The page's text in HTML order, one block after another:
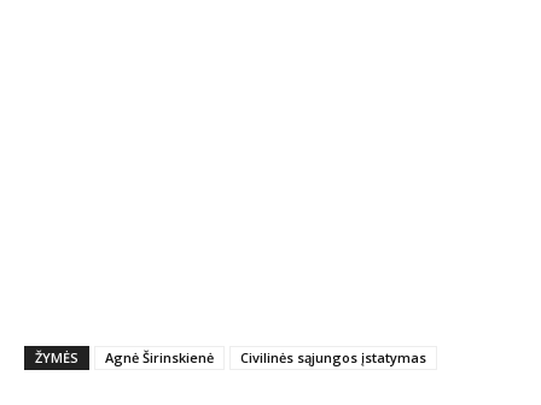
ŽYMĖS Agnė Širinskienė Civilinės sąjungos įstatymas